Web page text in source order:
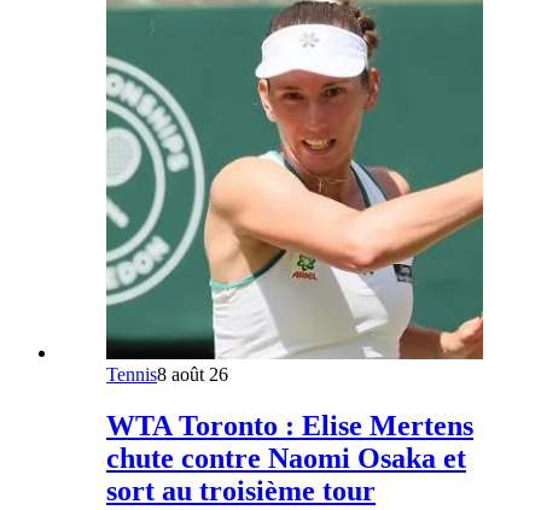
Tennis8 août 26
WTA Toronto : Elise Mertens
chute contre Naomi Osaka et
sort au troisième tour